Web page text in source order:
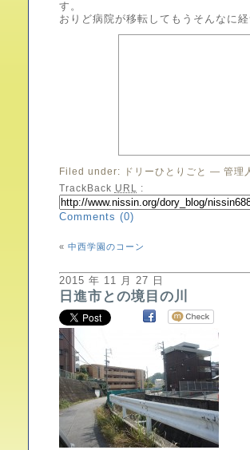
す。
おりど病院が移転してもうそんなに経
Filed under: ドリーひとりごと — 管理
TrackBack URL :
Comments (0)
« 中西学園のコーン
2015 年 11 月 27 日
日進市との境目の川